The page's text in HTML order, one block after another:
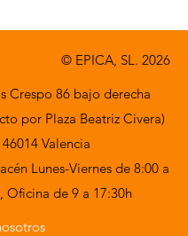
© EPICA, SL. 2026
Crespo 86 bajo derecha
por Plaza Beatriz Civera)
46014 Valencia
Lunes-Viernes de 8:00 a
Oficina de 9 a 17:30h